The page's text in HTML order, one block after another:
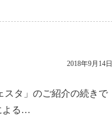
2018年9月14日
スタ」のご紹介の続きで
よる…